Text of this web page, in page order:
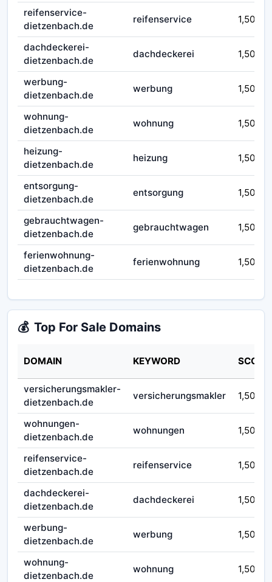
reifenservice-
dietzenbach.de
reifenservice 1,50
dachdeckerei-
dietzenbach.de
dachdeckerei 1,50
werbung-
dietzenbach.de
werbung 1,50
wohnung-
dietzenbach.de
wohnung 1,50
heizung-
dietzenbach.de
heizung 1,50
entsorgung-
dietzenbach.de
entsorgung 1,50
gebrauchtwagen-
dietzenbach.de
gebrauchtwagen 1,50
ferienwohnung-
dietzenbach.de
ferienwohnung 1,50
💰 Top For Sale Domains
DOMAIN KEYWORD SCORE
versicherungsmakler-
dietzenbach.de
versicherungsmakler 1,50
wohnungen-
dietzenbach.de
wohnungen 1,50
reifenservice-
dietzenbach.de
reifenservice 1,50
dachdeckerei-
dietzenbach.de
dachdeckerei 1,50
werbung-
dietzenbach.de
werbung 1,50
wohnung-
dietzenbach.de
wohnung 1,50